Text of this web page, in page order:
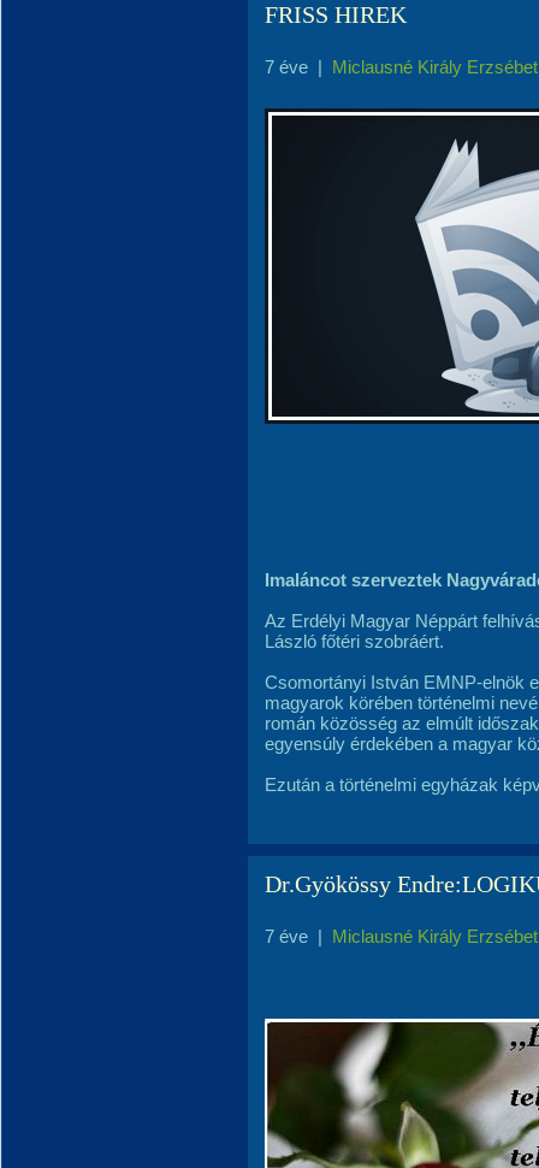
FRISS HIREK
7 éve | Miclausné Király Erzsébet
Imaláncot szerveztek
Az Erdélyi Magyar Néppárt
László főtéri szobráért.
Csomortányi István EMNP-elnök
magyarok körében történelmi
román közösség az elmúlt
egyensúly érdekében a magyar
Ezután a történelmi egyházak
Dr.Gyökössy
7 éve | Miclausné Király Erzsébet